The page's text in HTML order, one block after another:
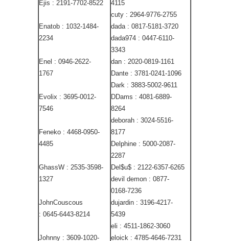
Ejis : 2191-7702-8522
Enatob : 1032-1484-
2234
Enel : 0946-2622-
1767
Evolix : 3695-0012-
7546
Feneko : 4468-0950-
4485
GhassW : 2535-3598-
1327
JohnCouscous
: 0645-6443-8214
Johnny : 3609-1020-
4115
cuty : 2964-9776-2755
dada : 0817-5181-3720
dada974 : 0447-6110-
3343
dan : 2020-0819-1161
Dante : 3781-0241-1096
Dark : 3883-5002-9611
DDams : 4081-6889-
8264
deborah : 3024-5516-
8177
Delphine : 5000-2087-
2287
Del$u$ : 2122-6357-6265
devil demon : 0877-
0168-7236
dujardin : 3196-4217-
5439
eli : 4511-1862-3060
eloick : 4785-4646-7231